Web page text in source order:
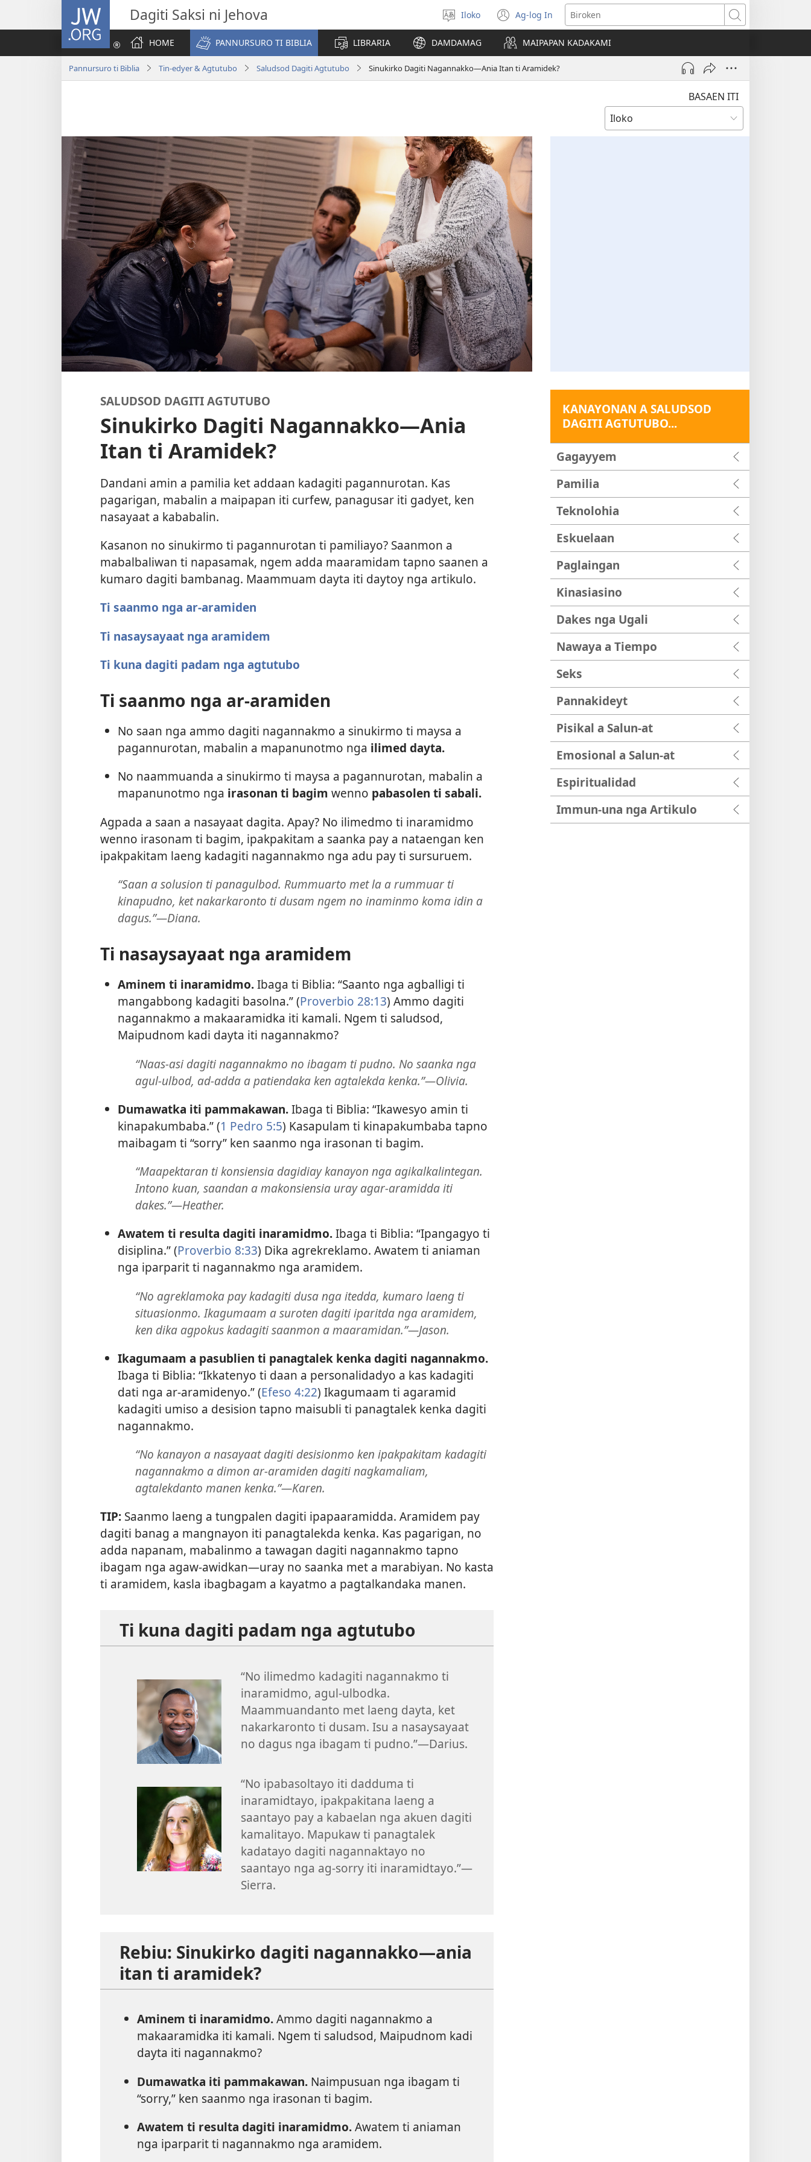
JW.ORG Dagiti Saksi ni Jehova
Agpili
iti
lengguahe
Iloko Ag-log In
(manglukat
iti
baro
a
window)
Biroken
HOME
PANNURSURO TI BIBLIA LIBRARIA DAMDAMAG MAIPAPAN KADAKAMI
Pannursuro ti Biblia Tin-edyer & Agtutubo Saludsod Dagiti Agtutubo Sinukirko Dagiti Nagannakko—Ania Itan ti Aramidek?
BASAEN ITI
SALUDSOD DAGITI AGTUTUBO
Sinukirko Dagiti Nagannakko—Ania
Itan ti Aramidek?
Dandani amin a pamilia ket addaan kadagiti pagannurotan. Kas
pagarigan, mabalin a maipapan iti curfew, panagusar iti gadyet, ken
nasayaat a kababalin.
Kasanon no sinukirmo ti pagannurotan ti pamiliayo? Saanmon a
mabalbaliwan ti napasamak, ngem adda maaramidam tapno saanen a
kumaro dagiti bambanag. Maammuam dayta iti daytoy nga artikulo.
Ti saanmo nga ar-aramiden
Ti nasaysayaat nga aramidem
Ti kuna dagiti padam nga agtutubo
Ti saanmo nga ar-aramiden
No saan nga ammo dagiti nagannakmo a sinukirmo ti maysa a
pagannurotan, mabalin a mapanunotmo nga ilimed dayta.
No naammuanda a sinukirmo ti maysa a pagannurotan, mabalin a
mapanunotmo nga irasonan ti bagim wenno pabasolen ti sabali.
Agpada a saan a nasayaat dagita. Apay? No ilimedmo ti inaramidmo
wenno irasonam ti bagim, ipakpakitam a saanka pay a nataengan ken
ipakpakitam laeng kadagiti nagannakmo nga adu pay ti sursuruem.
“Saan a solusion ti panagulbod. Rummuarto met la a rummuar ti
kinapudno, ket nakarkaronto ti dusam ngem no inaminmo koma idin a
dagus.”—Diana.
Ti nasaysayaat nga aramidem
Aminem ti inaramidmo.Ibaga ti Biblia: “Saanto nga agballigi ti
mangabbong kadagiti basolna.” (Proverbio 28:13) Ammo dagiti
nagannakmo a makaaramidka iti kamali. Ngem ti saludsod,
Maipudnom kadi dayta iti nagannakmo?
“Naas-asi dagiti nagannakmo no ibagam ti pudno. No saanka nga
agul-ulbod, ad-adda a patiendaka ken agtalekda kenka.”—Olivia.
Dumawatka iti pammakawan.Ibaga ti Biblia: “Ikawesyo amin ti
kinapakumbaba.” (1 Pedro 5:5) Kasapulam ti kinapakumbaba tapno
maibagam ti “sorry” ken saanmo nga irasonan ti bagim.
“Maapektaran ti konsiensia dagidiay kanayon nga agikalkalintegan.
Intono kuan, saandan a makonsiensia uray agar-aramidda iti
dakes.”—Heather.
Awatem ti resulta dagiti inaramidmo.Ibaga ti Biblia: “Ipangagyo ti
disiplina.” (Proverbio 8:33) Dika agrekreklamo. Awatem ti aniaman
nga iparparit ti nagannakmo nga aramidem.
“No agreklamoka pay kadagiti dusa nga itedda, kumaro laeng ti
situasionmo. Ikagumaam a suroten dagiti iparitda nga aramidem,
ken dika agpokus kadagiti saanmon a maaramidan.”—Jason.
Ikagumaam a pasublien ti panagtalek kenka dagiti nagannakmo.
Ibaga ti Biblia: “Ikkatenyo ti daan a personalidadyo a kas kadagiti
dati nga ar-aramidenyo.” (Efeso 4:22) Ikagumaam ti agaramid
kadagiti umiso a desision tapno maisubli ti panagtalek kenka dagiti
nagannakmo.
“No kanayon a nasayaat dagiti desisionmo ken ipakpakitam kadagiti
nagannakmo a dimon ar-aramiden dagiti nagkamaliam,
agtalekdanto manen kenka.”—Karen.
TIP: Saanmo laeng a tungpalen dagiti ipapaaramidda. Aramidem pay
dagiti banag a mangnayon iti panagtalekda kenka. Kas pagarigan, no
adda napanam, mabalinmo a tawagan dagiti nagannakmo tapno
ibagam nga agaw-awidkan—uray no saanka met a marabiyan. No kasta
ti aramidem, kasla ibagbagam a kayatmo a pagtalkandaka manen.
Ti kuna dagiti padam nga agtutubo
“No ilimedmo kadagiti nagannakmo ti
inaramidmo, agul-ulbodka.
Maammuandanto met laeng dayta, ket
nakarkaronto ti dusam. Isu a nasaysayaat
no dagus nga ibagam ti pudno.”—Darius.
“No ipabasoltayo iti dadduma ti
inaramidtayo, ipakpakitana laeng a
saantayo pay a kabaelan nga akuen dagiti
kamalitayo. Mapukaw ti panagtalek
kadatayo dagiti nagannaktayo no
saantayo nga ag-sorry iti inaramidtayo.”—
Sierra.
Rebiu: Sinukirko dagiti nagannakko—ania
itan ti aramidek?
Aminem ti inaramidmo.Ammo dagiti nagannakmo a
makaaramidka iti kamali. Ngem ti saludsod, Maipudnom kadi
dayta iti nagannakmo?
Dumawatka iti pammakawan.Naimpusuan nga ibagam ti
“sorry,” ken saanmo nga irasonan ti bagim.
Awatem ti resulta dagiti inaramidmo.Awatem ti aniaman
nga iparparit ti nagannakmo nga aramidem.
KANAYONAN A SALUDSOD
DAGITI AGTUTUBO...
Gagayyem
Pamilia
Teknolohia
Eskuelaan
Paglaingan
Kinasiasino
Dakes nga Ugali
Nawaya a Tiempo
Seks
Pannakideyt
Pisikal a Salun-at
Emosional a Salun-at
Espiritualidad
Immun-una nga Artikulo